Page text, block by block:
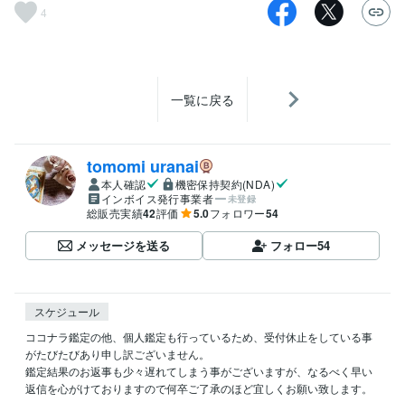
4
一覧に戻る
tomomi uranai
本人確認
機密保持契約(NDA)
インボイス発行事業者
未登録
総販売実績42評価 5.0フォロワー54
メッセージを送る フォロー54
スケジュール
ココナラ鑑定の他、個人鑑定も行っているため、受付休止をしている事
がたびたびあり申し訳ございません。
鑑定結果のお返事も少々遅れてしまう事がございますが、なるべく早い
返信を心がけておりますので何卒ご了承のほど宜しくお願い致します。